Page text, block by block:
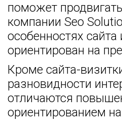
поможет
компании Seo
особенностях
ориентирован на
Кроме сайта-
разновидности
отличаются
ориентированием